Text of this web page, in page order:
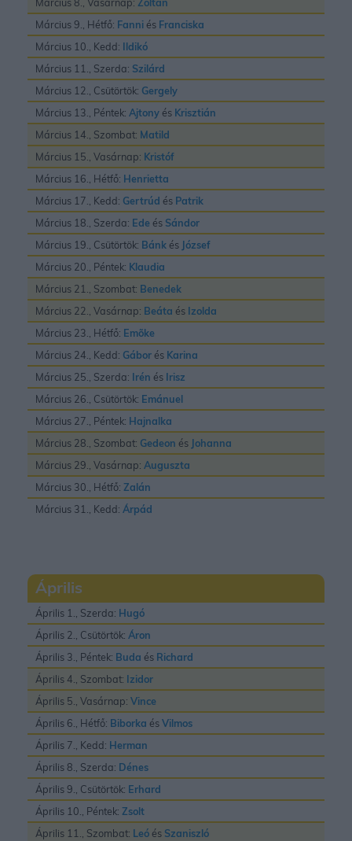
Március 9., Hétfő: Fanni és Franciska
Március 10., Kedd: Ildikó
Március 11., Szerda: Szilárd
Március 12., Csütörtök: Gergely
Március 13., Péntek: Ajtony és Krisztián
Március 14., Szombat: Matild
Március 15., Vasárnap: Kristóf
Március 16., Hétfő: Henrietta
Március 17., Kedd: Gertrúd és Patrik
Március 18., Szerda: Ede és Sándor
Március 19., Csütörtök: Bánk és József
Március 20., Péntek: Klaudia
Március 21., Szombat: Benedek
Március 22., Vasárnap: Beáta és Izolda
Március 23., Hétfő: Emõke
Március 24., Kedd: Gábor és Karina
Március 25., Szerda: Irén és Irisz
Március 26., Csütörtök: Emánuel
Március 27., Péntek: Hajnalka
Március 28., Szombat: Gedeon és Johanna
Március 29., Vasárnap: Auguszta
Március 30., Hétfő: Zalán
Március 31., Kedd: Árpád
Április
Április 1., Szerda: Hugó
Április 2., Csütörtök: Áron
Április 3., Péntek: Buda és Richard
Április 4., Szombat: Izidor
Április 5., Vasárnap: Vince
Április 6., Hétfő: Biborka ésVilmos
Április 7., Kedd: Herman
Április 8., Szerda: Dénes
Április 9., Csütörtök: Erhard
Április 10., Péntek: Zsolt
Április 11., Szombat: Leó és Szaniszló